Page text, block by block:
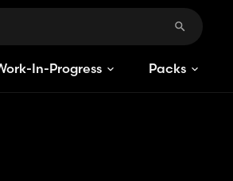
In-Progress Packs